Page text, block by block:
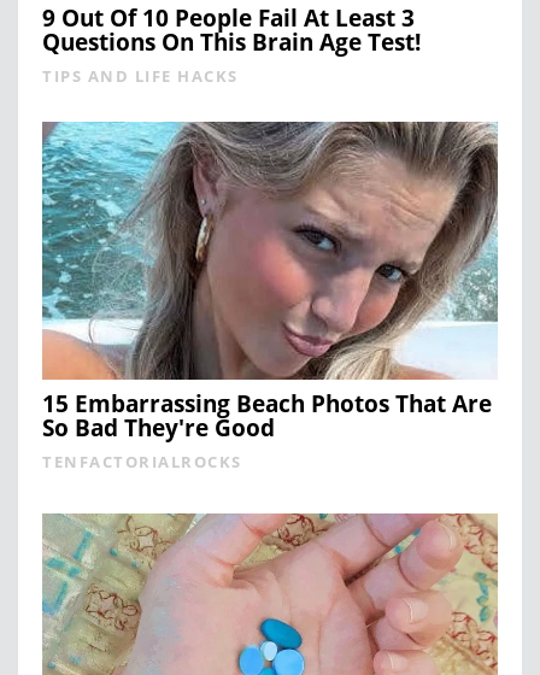
9 Out Of 10 People Fail At Least 3
Questions On This Brain Age Test!
TIPS AND LIFE HACKS
15 Embarrassing Beach Photos That Are
So Bad They're Good
TENFACTORIALROCKS